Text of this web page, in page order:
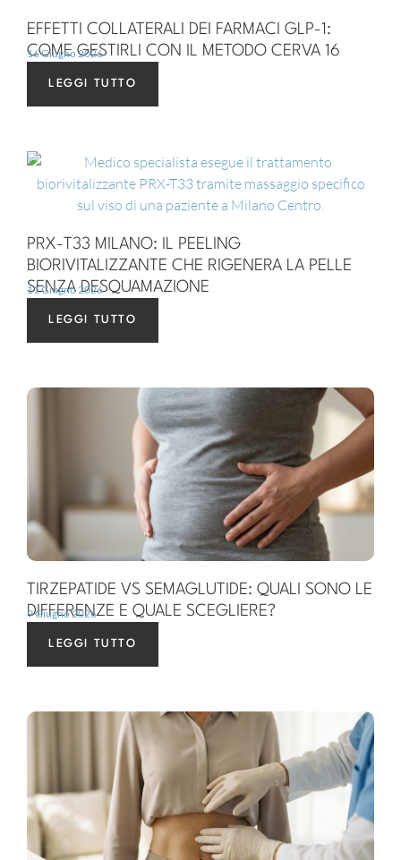
EFFETTI COLLATERALI DEI FARMACI GLP-1:
COME GESTIRLI CON IL METODO CERVA 16
16 Giugno 2026
LEGGI TUTTO
PRX-T33 MILANO: IL PEELING
BIORIVITALIZZANTE CHE RIGENERA LA PELLE
SENZA DESQUAMAZIONE
11 Giugno 2026
LEGGI TUTTO
TIRZEPATIDE VS SEMAGLUTIDE: QUALI SONO LE
DIFFERENZE E QUALE SCEGLIERE?
9 Giugno 2026
LEGGI TUTTO